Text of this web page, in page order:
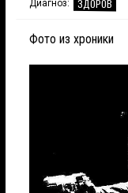
Диагноз: ЗДОРОВ
Фото из хроники